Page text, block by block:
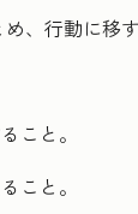
、行動に移す
こと。
こと。